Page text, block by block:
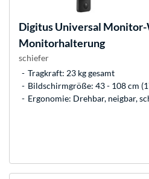
DigitusUniversal
Monitorhalterung
schiefer
Tragkraft: 23 kg gesamt
Bildschirmgröße: 43 - 108 cm
Ergonomie: Drehbar, neigbar,